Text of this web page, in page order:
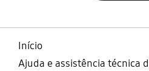
Início
Ajuda e assistência técnica